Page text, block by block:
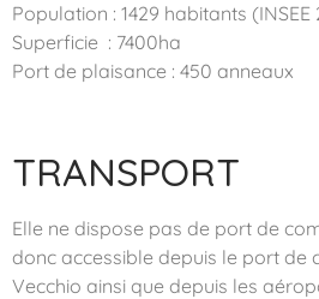
Population : 1429 habitants (INSEE
Superficie : 7400ha
Port de plaisance : 450 anneaux
TRANSPORT
Elle ne dispose pas de port de
donc accessible depuis le port de
Vecchio ainsi que depuis les